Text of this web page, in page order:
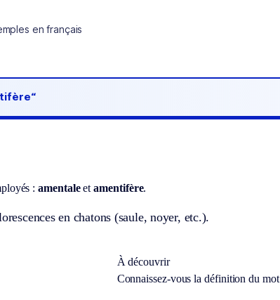
en français
:amentaleetamentifère.
en chatons (saule, noyer, etc.).
À découvrir
Connaissez-vous la définition du mot